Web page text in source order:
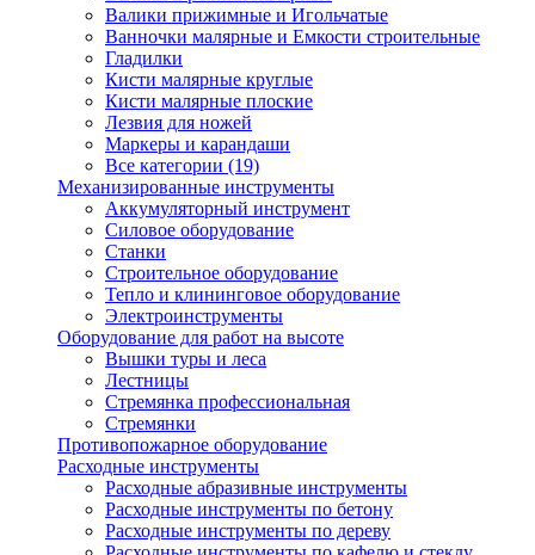
Валики прижимные и Игольчатые
Ванночки малярные и Емкости строительные
Гладилки
Кисти малярные круглые
Кисти малярные плоские
Лезвия для ножей
Маркеры и карандаши
Все категории (19)
Механизированные инструменты
Аккумуляторный инструмент
Силовое оборудование
Станки
Строительное оборудование
Тепло и клининговое оборудование
Электроинструменты
Оборудование для работ на высоте
Вышки туры и леса
Лестницы
Стремянка профессиональная
Стремянки
Противопожарное оборудование
Расходные инструменты
Расходные абразивные инструменты
Расходные инструменты по бетону
Расходные инструменты по дереву